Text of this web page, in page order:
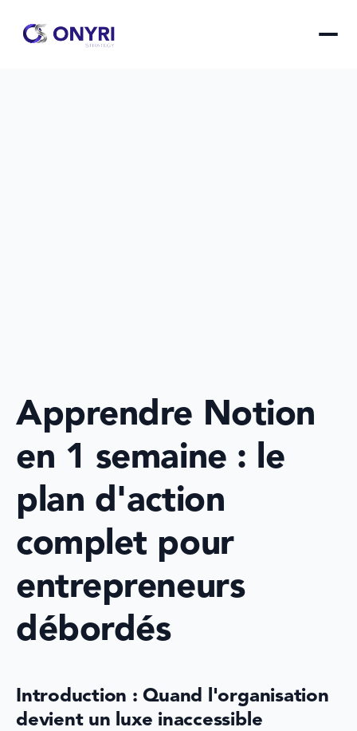
Apprendre Notion
en 1 semaine : le
plan d'action
complet pour
entrepreneurs
débordés
Introduction : Quand l'organisation
devient un luxe inaccessible